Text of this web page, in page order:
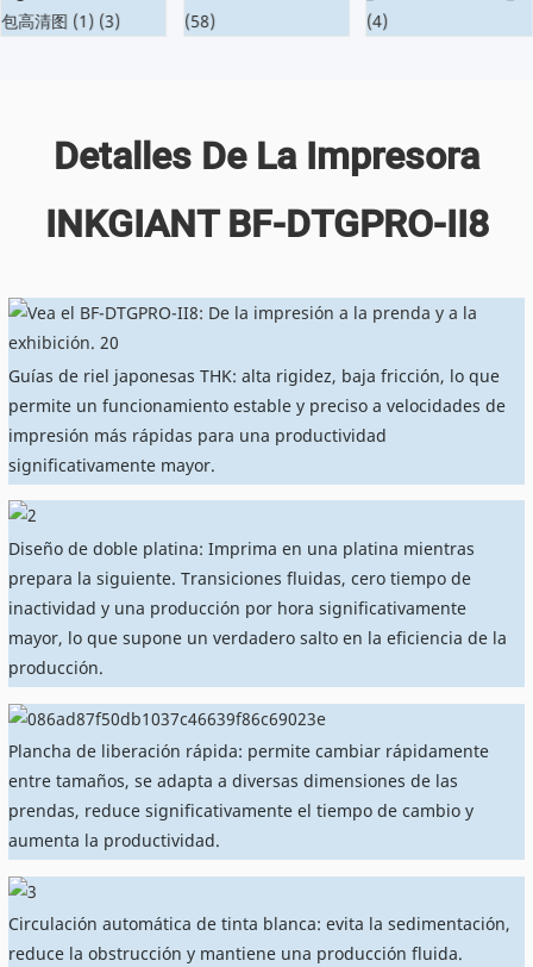
Detalles De La Impresora
INKGIANT BF-DTGPRO-II8
Guías de riel japonesas THK: alta rigidez, baja fricción, lo que
permite un funcionamiento estable y preciso a velocidades de
impresión más rápidas para una productividad
significativamente mayor.
Diseño de doble platina: Imprima en una platina mientras
prepara la siguiente. Transiciones fluidas, cero tiempo de
inactividad y una producción por hora significativamente
mayor, lo que supone un verdadero salto en la eficiencia de la
producción.
Plancha de liberación rápida: permite cambiar rápidamente
entre tamaños, se adapta a diversas dimensiones de las
prendas, reduce significativamente el tiempo de cambio y
aumenta la productividad.
Circulación automática de tinta blanca: evita la sedimentación,
reduce la obstrucción y mantiene una producción fluida.